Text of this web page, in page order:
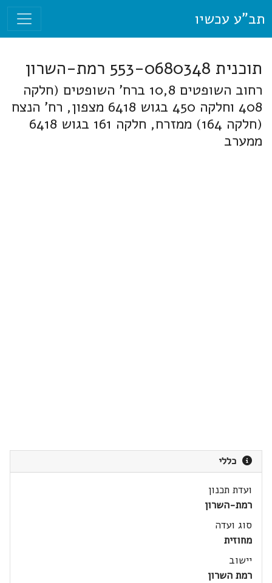
תב"ע עכשיו
תוכנית 553-0680348 רמת-השרון
רחוב השופטים 10,8 ברח' השופטים (חלקה
408 וחלקה 450 בגוש 6418 מצפון, רח' הנצח
(חלקה 164) ממזרח, חלקה 161 בגוש 6418
ממערב
כללי
ועדת תכנון
רמת-השרון
סוג ועדה
מחוזית
יישוב
רמת השרון